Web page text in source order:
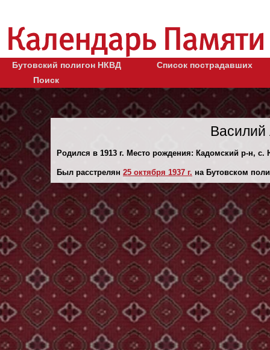
Бутовский полигон НКВД
Список пострадавших
Поиск
Василий
Родился в 1913 г. Место рождения: Кадомский р-н,
Был расстрелян 25 октября 1937 г. на Бутовском